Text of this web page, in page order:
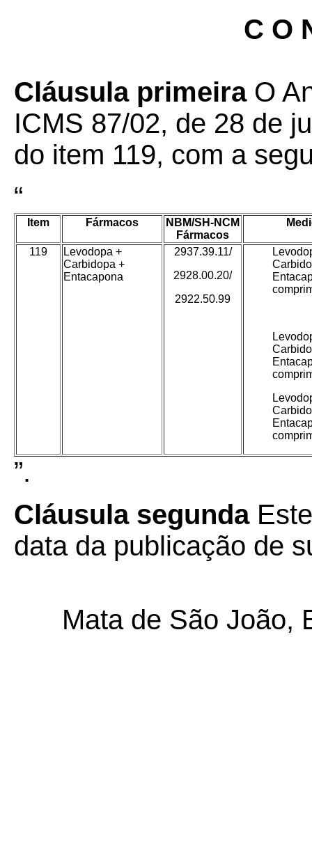
C O
Cláusula primeira O
ICMS 87/02, de 28 de
do item 119, com a
“
Item Fármacos
NBM/SH-NCM
Fármacos
119
Levodopa +
Carbidopa +
Entacapona
2937.39.11/
2928.00.20/
2922.50.99
”.
Cláusula segunda
data da publicação de
Mata de São João,